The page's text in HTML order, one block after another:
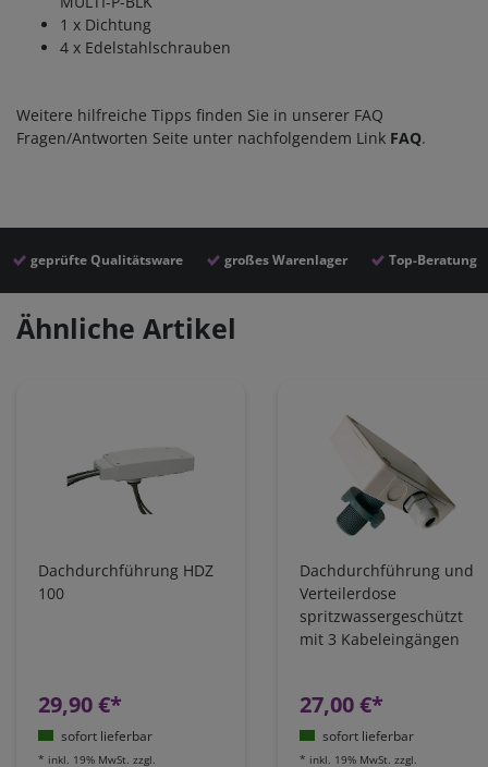
1 x Dichtung
4 x Edelstahlschrauben
Weitere hilfreiche Tipps finden Sie in unserer FAQ
Fragen/Antworten Seite unter nachfolgendem Link FAQ.
geprüfte Qualitätsware großes Warenlager Top-Beratung
Ähnliche Artikel
Dachdurchführung HDZ
100
29,90 €*
sofort lieferbar
* inkl. 19% MwSt. zzgl.
Dachdurchführung und
Verteilerdose
spritzwassergeschützt
mit 3 Kabeleingängen
27,00 €*
sofort lieferbar
* inkl. 19% MwSt. zzgl.